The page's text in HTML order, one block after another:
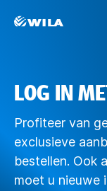
LOG IN
Profiteer van
exclusieve
bestellen. Ook
moet u nieuwe